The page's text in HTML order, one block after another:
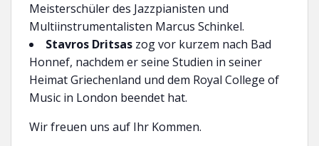
Meisterschüler des Jazzpianisten und
Multiinstrumentalisten Marcus Schinkel.
Stavros Dritsas zog vor kurzem nach Bad
Honnef, nachdem er seine Studien in seiner
Heimat Griechenland und dem Royal College of
Music in London beendet hat.
Wir freuen uns auf Ihr Kommen.